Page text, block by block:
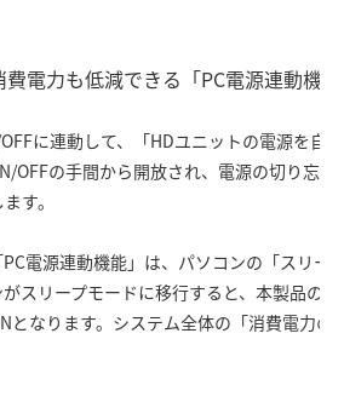
電力も低減できる「PC電源連動機
に連動して、「HDユニットの電源を自
OFFの手間から開放され、電源の切り忘
す。
電源連動機能」は、パソコンの「スリ
スリープモードに移行すると、本製品の
となります。システム全体の「消費電力の